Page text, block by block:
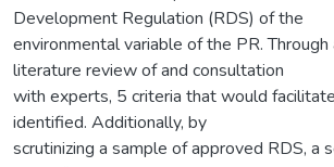
Development Regulation (RDS) of the
environmental variable of the PR.
literature review of and consultation
with experts, 5 criteria that would
identified. Additionally, by
scrutinizing a sample of approved RDS, a